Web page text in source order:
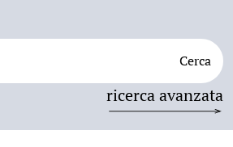
Cerca
ricerca avanzata